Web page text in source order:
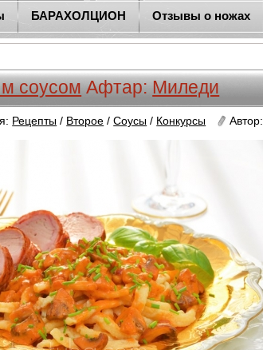
БАРАХОЛЦИОН Отзывы о ножах
соусом Афтар:Миледи
Рецепты / Второе /Соусы / Конкурсы Автор: